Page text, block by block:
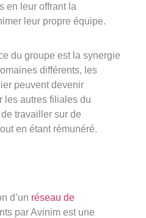
en leur offrant la
leur propre équipe.
du groupe est la synergie
différents, les
peuvent devenir
les autres filiales du
travailler sur de
en étant rémunéré.
d’un réseau de
par Avinim est une